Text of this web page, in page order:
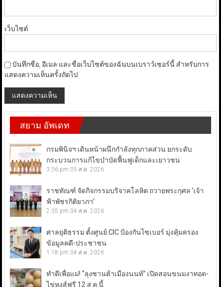
เว็บไซต์
บันทึกชื่อ, อีเมล และชื่อเว็บไซต์ของฉันบนเบราว์เซอร์นี้ สำหรับการ
แสดงความเห็นครั้งถัดไป
สยาม อัพเดท
กรมพินิจฯ เดินหน้าผนึกกำลังทุกภาคส่วน ยกระดับ
กระบวนการแก้ไขบำบัดฟื้นฟูเด็กและเยาวชน
3:56 pm 05 ส.ค. 2026
ราชทัณฑ์ จัดกิจกรรมบริจาคโลหิต ถวายพระกุศล ‘เจ้า
ฟ้าพัชรกิติยาภา’
2:35 pm 04 ส.ค. 2026
ศาลยุติธรรม ตั้งศูนย์ CIC ป้องกันไซเบอร์ มุ่งคุ้มครอง
ข้อมูลคดี-ประชาชน
1:18 pm 04 ส.ค. 2026
ทำดีเพื่อแม่! “ลุงซานต้าเมืองนนท์” เปิดสอนขนมงาทอด-
ไข่หงส์ฟรี 12 ส.ค.นี้